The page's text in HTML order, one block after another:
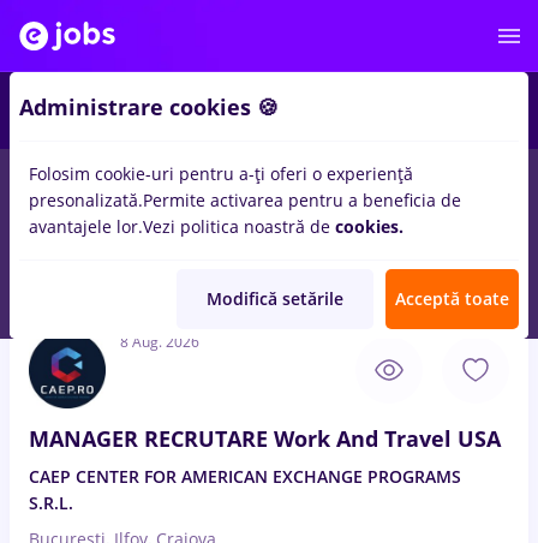
Salarii Student IT / Telecom Medicină /
8 Aug. 2026
MANAGER RECRUTARE Work And Travel USA
CAEP CENTER FOR AMERICAN EXCHANGE PROGRAMS
S.R.L.
Administrare cookies 🍪
Folosim cookie-uri pentru a-ți oferi o experiență
presonalizată.Permite activarea pentru a beneficia de
avantajele lor.Vezi politica noastră de cookies.
Modifică setările Acceptă toate